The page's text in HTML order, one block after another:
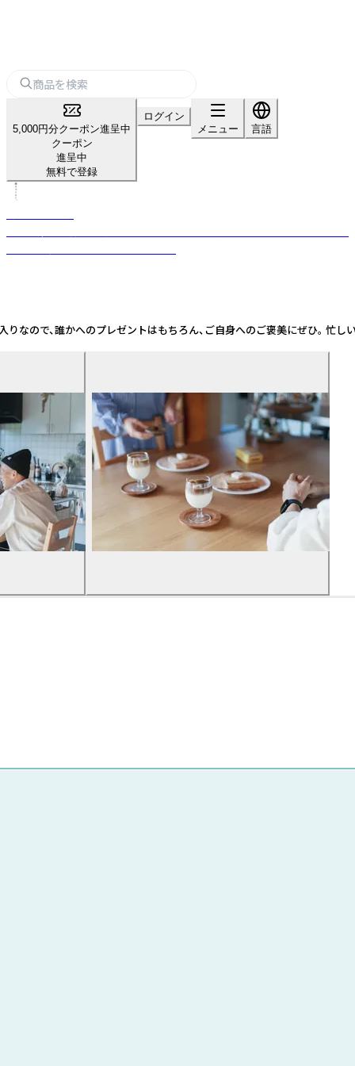
5,000円分クーポン進呈中
クーポン
進呈中
無料で登録
ログイン
メニュー
言語
ので、誰かへのプレゼントはもちろん、ご自身へのご褒美にぜひ。 忙し